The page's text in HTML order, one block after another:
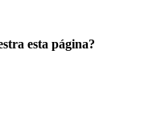
esta página?